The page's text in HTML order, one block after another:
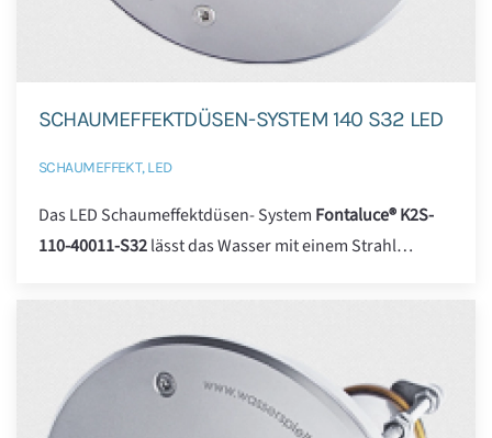
SCHAUMEFFEKTDÜSEN-SYSTEM 140 S32 LED
SCHAUMEFFEKT, LED
Das LED Schaumeffektdüsen- System Fontaluce® K2S-
110-40011-S32lässt das Wasser mit einem Strahl…